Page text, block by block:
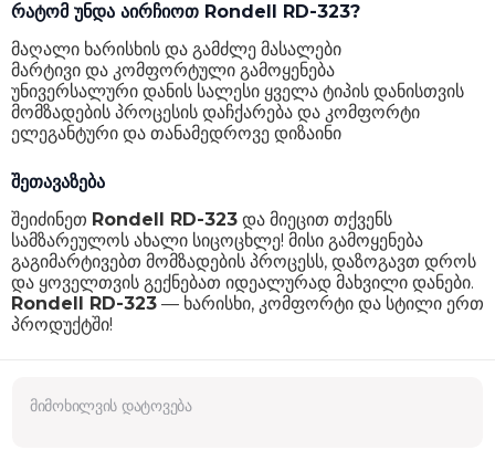
რატომ უნდა აირჩიოთ Rondell RD-323?
მაღალი ხარისხის და გამძლე მასალები
მარტივი და კომფორტული გამოყენება
უნივერსალური დანის სალესი ყველა ტიპის დანისთვის
მომზადების პროცესის დაჩქარება და კომფორტი
ელეგანტური და თანამედროვე დიზაინი
შეთავაზება
შეიძინეთ Rondell RD-323 და მიეცით თქვენს
სამზარეულოს ახალი სიცოცხლე! მისი გამოყენება
გაგიმარტივებთ მომზადების პროცესს, დაზოგავთ დროს
და ყოველთვის გექნებათ იდეალურად მახვილი დანები.
Rondell RD-323 — ხარისხი, კომფორტი და სტილი ერთ
პროდუქტში!